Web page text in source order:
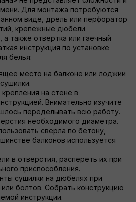
Для монтажа потребуются
виде, дрель или перфоратор
крепежные дюбели
также отвертка или гаечный
инструкция по установке
белья:
место на балконе или лоджии
на стене в
Внимательно изучите
переделывать всю работу.
необходимого диаметра.
сверла по бетону,
балконов используется
в отверстия, распереть их при
приспособления.
сушилки на дюбелях при
болтов. Собрать конструкцию
инструкции.